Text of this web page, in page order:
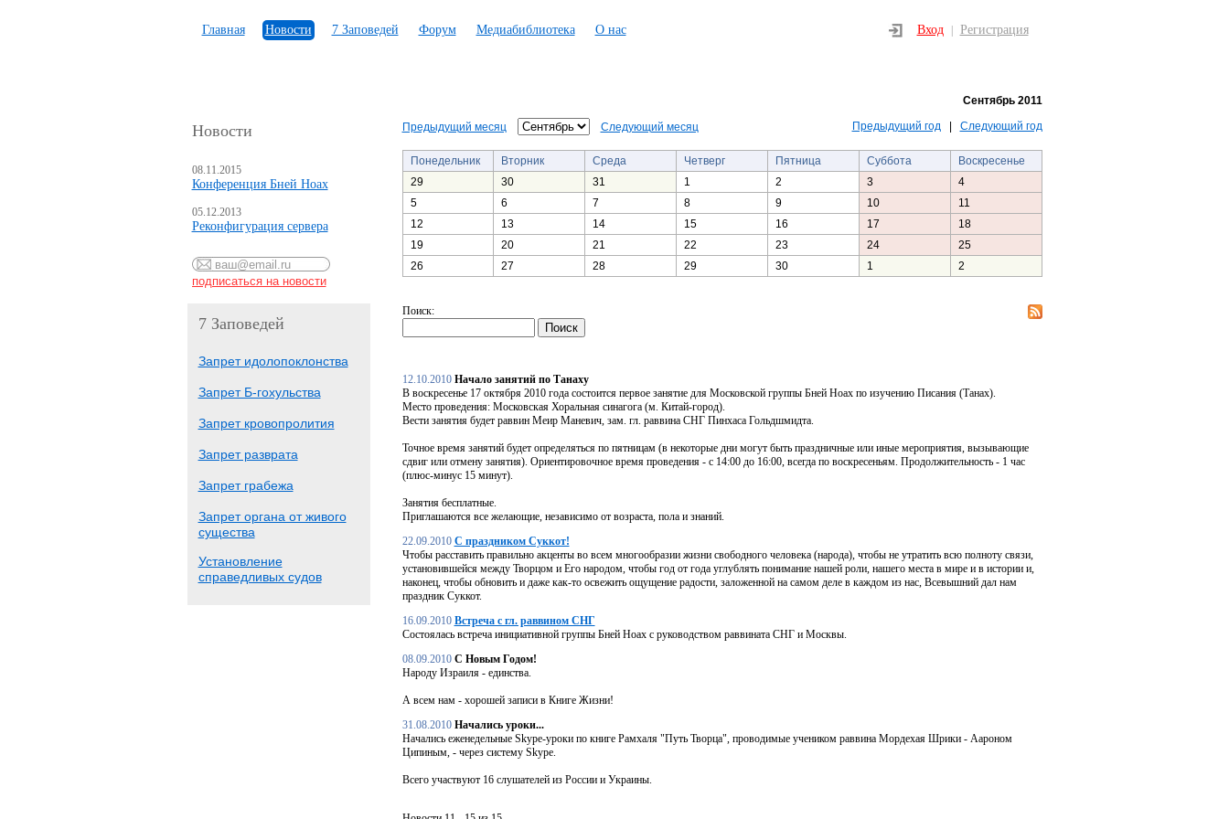
Главная Новости 7 Заповедей Форум Медиабиблиотека О нас Вход Регистрация
Новости
08.11.2015
Конференция Бней Ноах
05.12.2013
Реконфигурация сервера
7 Заповедей
Запрет идолопоклонства
Запрет Б-гохульства
Запрет кровопролития
Запрет разврата
Запрет грабежа
Запрет органа от живого
существа
Установление
справедливых судов
Сентябрь 2011
Предыдущий месяц Следующий месяц Предыдущий год| Следующий год
Понедельник Вторник Среда Четверг Пятница Суббота
Воскресенье
29
30 31 1 2 3
4
5
6 7 8 9 10
11
12
13 14 15 16 17
18
19
20 21 22 23 24
25
26
27 28 29 30 1 2
Поиск:
12.10.2010 Начало занятий по Танаху
В воскресенье 17 октября 2010 года состоится первое занятие для Московской группы Бней Ноах по изучению Писания (Танах).
Место проведения: Московская Хоральная синагога (м. Китай-город).
Вести занятия будет раввин Меир Маневич, зам. гл. раввина СНГ Пинхаса Гольдшмидта.
Точное время занятий будет определяться по пятницам (в некоторые дни могут быть праздничные или иные мероприятия, вызывающие
сдвиг или отмену занятия). Ориентировочное время проведения - с 14:00 до 16:00, всегда по воскресеньям. Продолжительность - 1 час
(плюс-минус 15 минут).
Занятия бесплатные.
Приглашаются все желающие, независимо от возраста, пола и знаний.
22.09.2010 С праздником Суккот!
Чтобы расставить правильно акценты во всем многообразии жизни свободного человека (народа), чтобы не утратить всю полноту связи,
установившейся между Творцом и Его народом, чтобы год от года углублять понимание нашей роли, нашего места в мире и в истории и,
наконец, чтобы обновить и даже как-то освежить ощущение радости, заложенной на самом деле в каждом из нас, Всевышний дал нам
праздник Суккот.
16.09.2010 Встреча с гл. раввином СНГ
Состоялась встреча инициативной группы Бней Ноах с руководством раввината СНГ и Москвы.
08.09.2010 С Новым Годом!
Народу Израиля - единства.
А всем нам - хорошей записи в Книге Жизни!
31.08.2010 Начались уроки...
Начались еженедельные Skype-уроки по книге Рамхаля "Путь Творца", проводимые учеником раввина Мордехая Шрики - Аароном
Ципиным, - через систему Skype.
Всего участвуют 16 слушателей из России и Украины.